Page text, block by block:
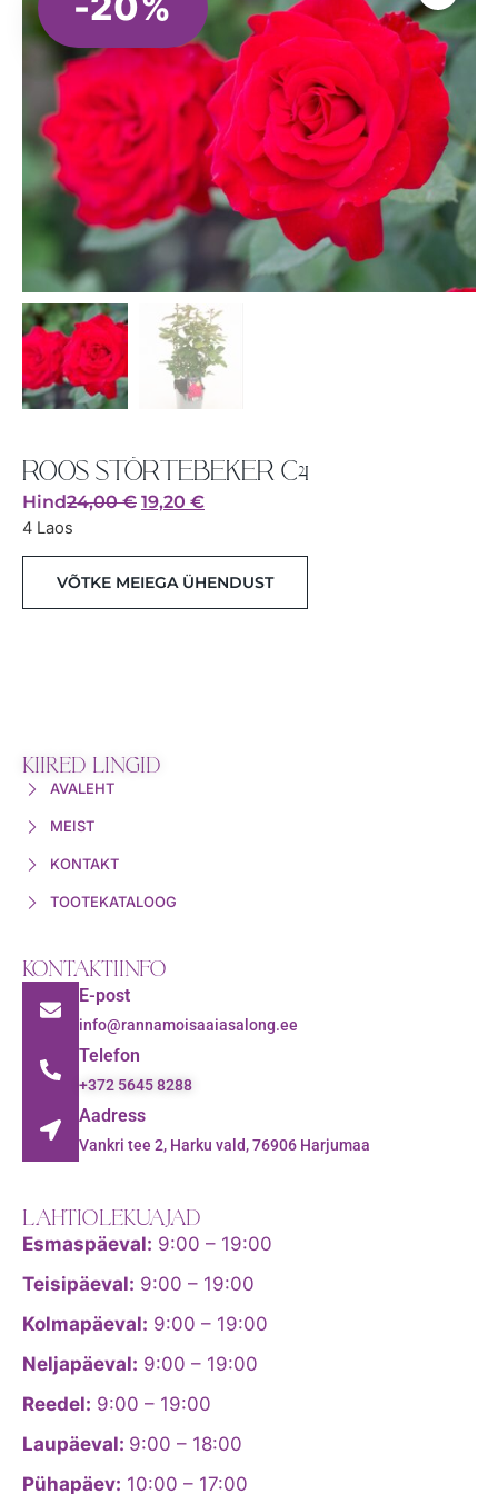
ROOS STÖRTEBEKER C4
Hind24,00€ 19,20 €
4 Laos
VÕTKE MEIEGA ÜHENDUST
KIIRED LINGID
AVALEHT
MEIST
KONTAKT
TOOTEKATALOOG
KONTAKTIINFO
E-post
info@rannamoisaaiasalong.ee
Telefon
+372 5645 8288
Aadress
Vankri tee 2, Harku vald, 76906 Harjumaa
LAHTIOLEKUAJAD
Esmaspäeval: 9:00 – 19:00
Teisipäeval: 9:00 – 19:00
Kolmapäeval: 9:00 – 19:00
Neljapäeval: 9:00 – 19:00
Reedel: 9:00 – 19:00
Laupäeval: 9:00 – 18:00
Pühapäev: 10:00 – 17:00